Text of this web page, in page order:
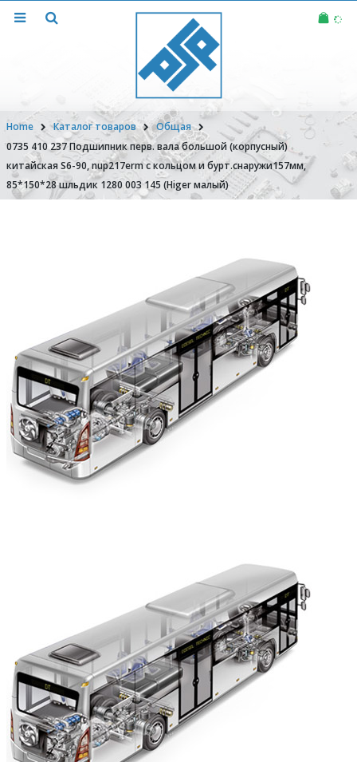
Home Каталог товаров
Общая
0735 410 237 Подшипник перв. вала большой (корпусный)
китайская S6-90, nup217erm с кольцом и бурт.снаружи157мм,
85*150*28 шльдик 1280 003 145 (Higer малый)